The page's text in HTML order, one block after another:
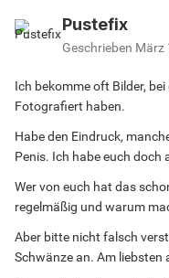
Pustefix
Geschrieben März
Ich bekomme oft Bilder,
Fotografiert haben.
Habe den Eindruck,
Penis. Ich habe euch doch
Wer von euch hat das
regelmäßig und warum
Aber bitte nicht falsch
Schwänze an. Am liebsten